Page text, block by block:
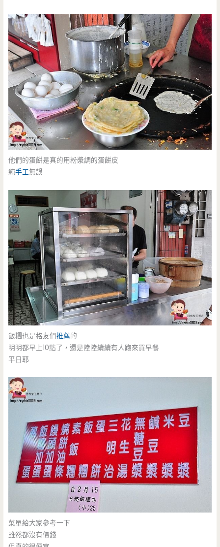
他們的蛋餅是真的用粉漿調的蛋餅皮
純手工無誤
飯糰也是格友們推薦的
明明都早上10點了，還是陸陸續續有人跑來買早餐
平日耶
菜單給大家參考一下
雖然都沒有價錢